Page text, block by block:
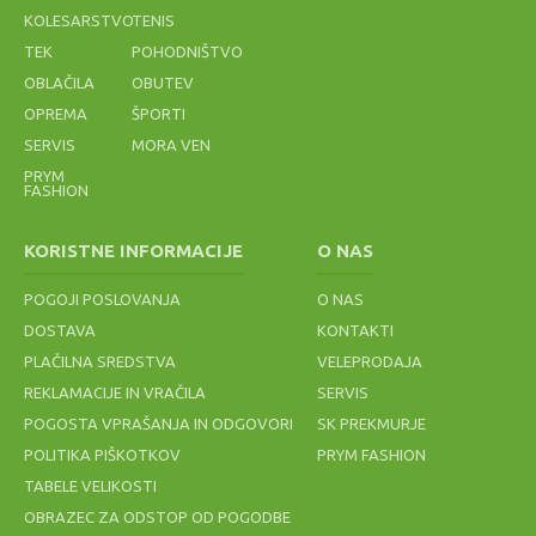
NASSAU
PREMIUMM
36,60 €
811379 ROYAL
33,75 €
FF 2 1011A136
001
60,00 €
120,00 €
KOLESARSTVOTENIS
TEK
POHODNIŠTVO
OBLAČILA
OBUTEV
OPREMA
ŠPORTI
SERVIS
MORA VEN
PRYM
FASHION
KORISTNE INFORMACIJE
POGOJI POSLOVANJA
DOSTAVA
PLAČILNA SREDSTVA
REKLAMACIJE IN VRAČILA
POGOSTA VPRAŠANJA IN ODGOVORI
POLITIKA PIŠKOTKOV
TABELE VELIKOSTI
OBRAZEC ZA ODSTOP OD POGODBE
O NAS
O NAS
KONTAKTI
VELEPRODAJA
SERVIS
SK PREKMURJE
PRYM FASHION